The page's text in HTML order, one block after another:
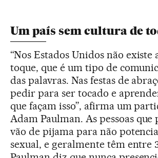
Um país sem cultura de
“Nos Estados Unidos não existe
toque, que é um tipo de
das palavras. Nas festas de
pedir para ser tocado e
que façam isso”, afirma um
Adam Paulman. As pessoas
vão de pijama para não
sexual, e geralmente têm entre